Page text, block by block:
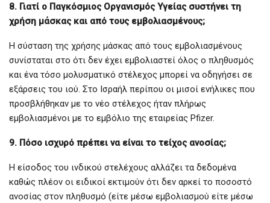
8. Γιατί ο Παγκόσμιος Οργανισμός Υγείας συστήνει τη
χρήση μάσκας και από τους εμβολιασμένους;
Η σύσταση της χρήσης μάσκας από τους εμβολιασμένους
συνίσταται στο ότι δεν έχει εμβολιαστεί όλος ο πληθυσμός
και ένα τόσο μολυσματικό στέλεχος μπορεί να οδηγήσει σε
εξάρσεις του ιού. Στο Ισραήλ περίπου οι μισοί ενήλικες που
προσβλήθηκαν με το νέο στέλεχος ήταν πλήρως
εμβολιασμένοι με το εμβόλιο της εταιρείας Pfizer.
9. Πόσο ισχυρό πρέπει να είναι το τείχος ανοσίας;
Η είσοδος του ινδικού στελέχους αλλάζει τα δεδομένα
καθώς πλέον οι ειδικοί εκτιμούν ότι δεν αρκεί το ποσοστό
ανοσίας στον πληθυσμό (είτε μέσω εμβολιασμού είτε μέσω